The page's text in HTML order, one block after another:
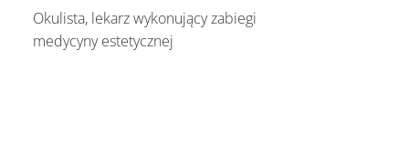
Okulista, lekarz wykonujący zabiegi
medycyny estetycznej